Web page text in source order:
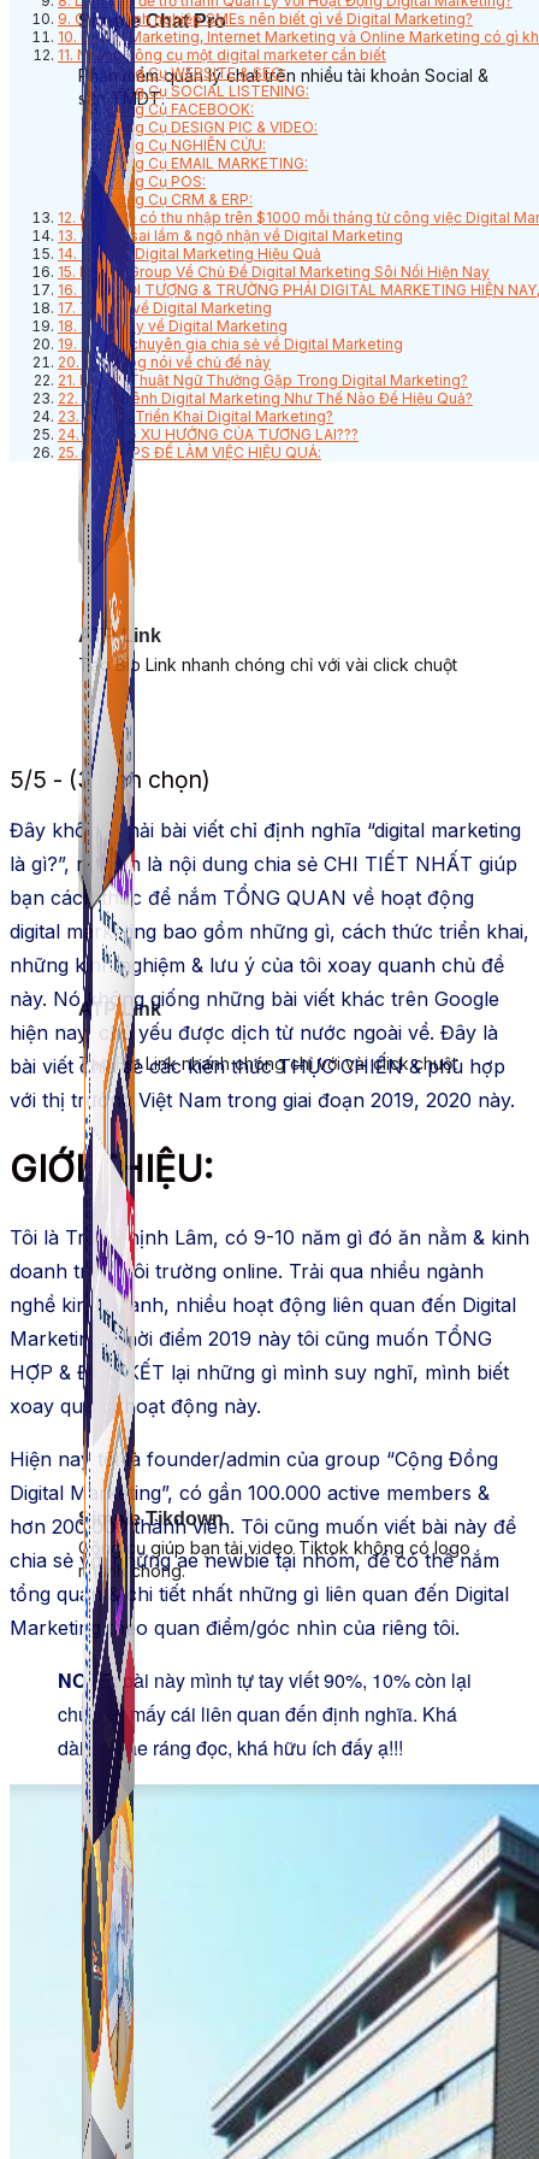
ATP Link
Tạo Bio Link nhanh chóng chỉ với vài click chuột
Simple Tikdown
Công cụ giúp bạn tải video Tiktok không có logo
nhanh chóng.
Simple Chat Pro
Phần mềm quản lý chat trên nhiều tài khoản Social &
sàn TMDT.
ATP Link
Tạo Bio Link nhanh chóng chỉ với vài click chuột
Simple Tikdown
Công cụ giúp bạn tải video Tiktok không có logo
nhanh chóng.
9. Chủ doanh nghiệp SMEs nên biết gì về Digital Marketing?
10. Digital Marketing, Internet Marketing và Online Marketing có gì
11. Những công cụ một digital marketer cần biết
Công Cụ WEBSITE & SEO:
Công Cụ SOCIAL LISTENING:
Công Cụ FACEBOOK:
Công Cụ DESIGN PIC & VIDEO:
Công Cụ NGHIÊN CỨU:
Công Cụ EMAIL MARKETING:
Công Cụ POS:
Công Cụ CRM & ERP:
12. Cách để có thu nhập trên $1000 mỗi tháng từ công việc Digital
13. Những sai lầm & ngộ nhận về Digital Marketing
14. Tự Học Digital Marketing Hiệu Quả
15. Những Group Về Chủ Đề Digital Marketing Sôi Nổi Hiện Nay
16. CÁC ĐỐI TƯỢNG & TRƯỜNG PHÁI DIGITAL MARKETING HIỆN
17. Tài liệu về Digital Marketing
18. Sách hay về Digital Marketing
19. Những chuyên gia chia sẻ về Digital Marketing
20. Các blog nói về chủ đề này
21. Những Thuật Ngữ Thường Gặp Trong Digital Marketing?
22. Chọn Kênh Digital Marketing Như Thế Nào Để Hiệu Quả?
23. Chi Phí Triển Khai Digital Marketing?
24. NHỮNG XU HƯỚNG CỦA TƯƠNG LAI???
25. CÁC TIPS ĐỂ LÀM VIỆC HIỆU QUẢ:
5/5 - (3 bình chọn)
Đây không phải bài viết chỉ định nghĩa “digital marketing
là gì?”, nó còn là nội dung chia sẻ CHI TIẾT NHẤT giúp
bạn cách thức để nắm TỔNG QUAN về hoạt động
digital marketing bao gồm những gì, cách thức triển khai,
những kinh nghiệm & lưu ý của tôi xoay quanh chủ đề
này. Nó không giống những bài viết khác trên Google
hiện nay, chủ yếu được dịch từ nước ngoài về. Đây là
bài viết chia sẻ các kiến thức THỰC CHIẾN & phù hợp
với thị trường Việt Nam trong giai đoạn 2019, 2020 này.
GIỚI THIỆU:
Tôi là Trần Thịnh Lâm, có 9-10 năm gì đó ăn nằm & kinh
doanh trên môi trường online. Trải qua nhiều ngành
nghề kinh doanh, nhiều hoạt động liên quan đến Digital
Marketing. Thời điểm 2019 này tôi cũng muốn TỔNG
HỢP & ĐÚC KẾT lại những gì mình suy nghĩ, mình biết
xoay quanh hoạt động này.
Hiện nay tôi là founder/admin của group “Cộng Đồng
Digital Marketing”, có gần 100.000 active members &
hơn 200.000 thành viên. Tôi cũng muốn viết bài này để
chia sẻ với những ae newbie tại nhóm, để có thể nắm
tổng quan & chi tiết nhất những gì liên quan đến Digital
Marketing theo quan điểm/góc nhìn của riêng tôi.
NOTE:bài này mình tự tay viết 90%, 10% còn lại
chủ yếu mấy cái liên quan đến định nghĩa. Khá
dài nên ae ráng đọc, khá hữu ích đấy ạ!!!